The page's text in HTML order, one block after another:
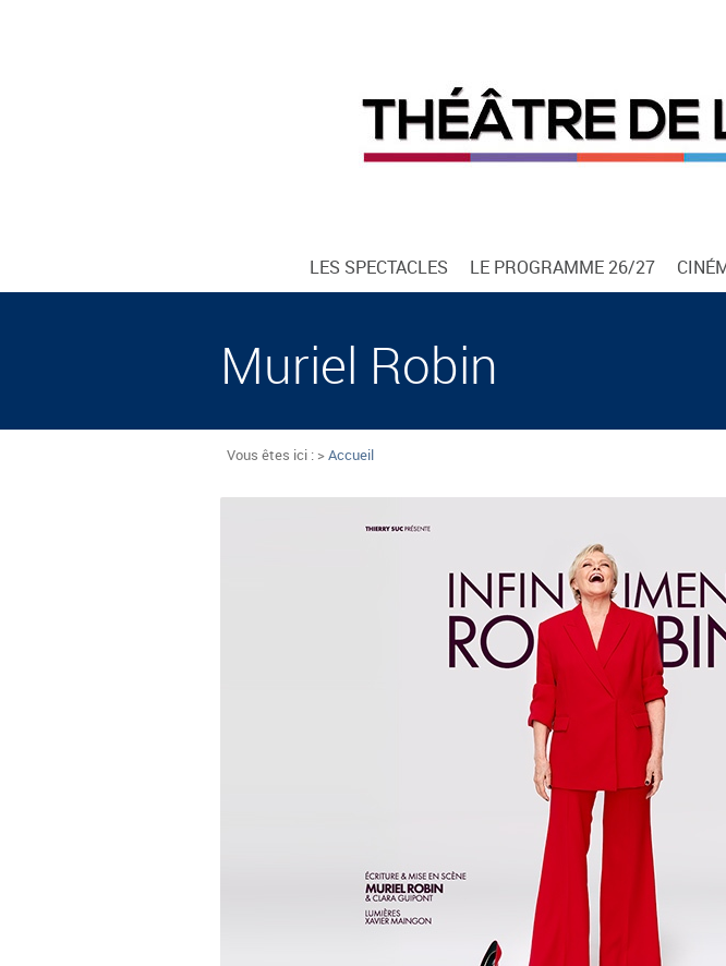
LES SPECTACLES LE PROGRAMME 26/27
Muriel Robin
Vous êtes ici : >Accueil